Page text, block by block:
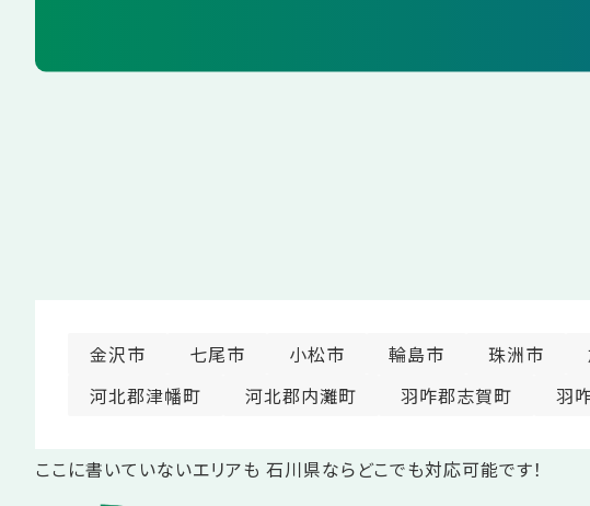
金沢市 七尾市 小松市 輪島市 珠洲市
河北郡津幡町
河北郡内灘町 羽咋郡志賀町 羽
ここに書いていないエリアも 石川県ならどこでも対応可能です！